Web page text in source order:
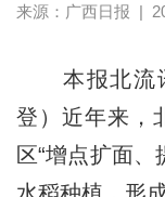
来源： 广西日报 |
本报北流讯
登）近年来，
区“增点扩面